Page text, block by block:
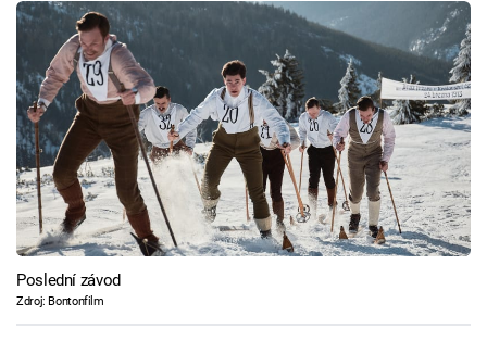
Poslední závod
Zdroj: Bontonfilm